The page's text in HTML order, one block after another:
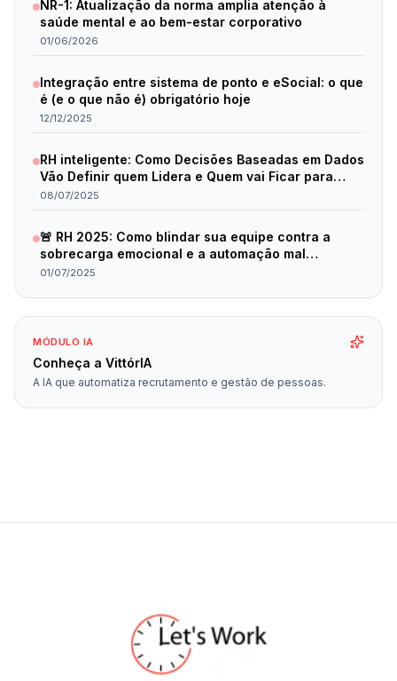
NR-1: Atualização da norma amplia atenção à
saúde mental e ao bem-estar corporativo
01/06/2026
Integração entre sistema de ponto e eSocial: o que
é (e o que não é) obrigatório hoje
12/12/2025
RH inteligente: Como Decisões Baseadas em Dados
Vão Definir quem Lidera e Quem vai Ficar para
Trás em 2025
08/07/2025
🚨 RH 2025: Como blindar sua equipe contra a
sobrecarga emocional e a automação mal
planejada
01/07/2025
MÓDULO IA
Conheça a VittórIA
A IA que automatiza recrutamento e gestão de pessoas.